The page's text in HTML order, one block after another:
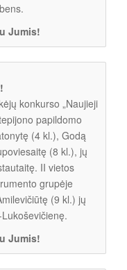
Jumis!
konkurso „Naujieji
papildomo
(4 kl.), Godą
(8 kl.), jų
II vietos
grupėje
(9 kl.) jų
Jumis!